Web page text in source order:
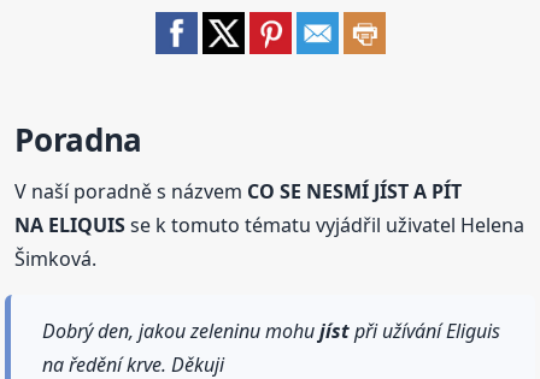
Poradna
V naší poradně s názvem CO SE NESMÍ JÍST A PÍT
NA ELIQUISse k tomuto tématu vyjádřil uživatel Helena
Šimková.
Dobrý den, jakou zeleninu mohujístpři užívání Eliguis
na ředění krve. Děkuji